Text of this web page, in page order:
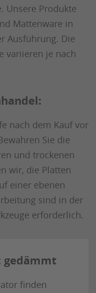
Unsere Produkte
Mattenware in
Ausführung. Die
variieren je nach
nach dem Kauf vor
Sie die
und trockenen
wir, die Platten
einer ebenen
sind in der
erforderlich.
finden